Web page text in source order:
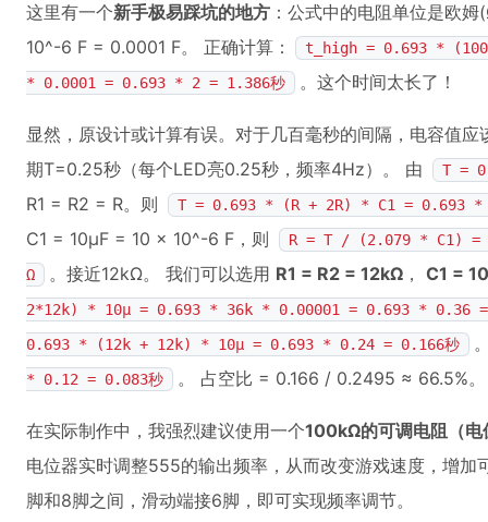
这里有一个新手极易踩坑的地方 ：公式中的电阻单位是欧
10^-6 F = 0.0001 F。 正确计算：
t_high = 0.693 *
* 0.0001 = 0.693 * 2 = 1.386秒
。这个时间太长了！
显然，原设计或计算有误。对于几百毫秒的间隔，电容值
期T=0.25秒（每个LED亮0.25秒，频率4Hz）。 由
T =
R1 = R2 = R。则 T = 0.693 * (R + 2R) * C1 = 0.693
C1 = 10μF = 10 × 10^-6 F，则
R = T / (2.079 * C1) =
Ω
。接近12kΩ。 我们可以选用 R1 = R2 = 12kΩ ， C1 =
2*12k) * 10μ = 0.693 * 36k * 0.00001 = 0.693 * 0.36 =
0.693 * (12k + 12k) * 10μ = 0.693 * 0.24 = 0.166秒
* 0.12 = 0.083秒 。 占空比 = 0.166 / 0.2495 ≈ 66.5%。
在实际制作中，我强烈建议使用一个100kΩ的可调电阻（电
电位器实时调整555的输出频率，从而改变游戏速度，增
脚和8脚之间，滑动端接6脚，即可实现频率调节。